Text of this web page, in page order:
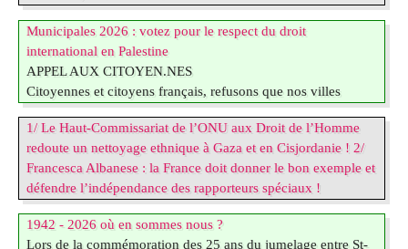
Palestine, la famille (…)
Depuis samedi 28 février, Israël et les États-Unis frappent
l’Iran, au risque d’embraser toute la région. Les morts se
comptent déjà par centaines ; une école pour filles a été
touchée à Minab, faisant plus d’une centaine de victimes.
L’Iran a riposté en ciblant des bases occidentales, notamment
américaine dans le Golfe et des lieux stratégiques en Israël.
La menace d’une guerre régionale s’intensifie.
Alors (…)
Municipales 2026 : votez pour le respect du droit
international en Palestine
APPEL AUX CITOYEN.NES
Citoyennes et citoyens français, refusons que nos villes
soient complices de violations du droit international et des
droits humains en Palestine. Occupation, colonisation,
apartheid, nettoyage ethnique, génocide : les mots sont posés
par l’ONU, la Cour Internationale de Justice et de
nombreuses ONG internationales (Amnesty International,
MSF,...). Le droit international a statué, il est temps de passer
des paroles aux actes : Nous avons un levier concret :
1/ Le Haut-Commissariat de l’ONU aux Droit de l’Homme
redoute un nettoyage ethnique à Gaza et en Cisjordanie ! 2/
Francesca Albanese : la France doit donner le bon exemple et
défendre l’indépendance des rapporteurs spéciaux !
1/ Le Haut-Commissariat de l’ONU aux Droit de l’Homme
redoute un nettoyage ethnique à Gaza et en Cisjordanie ! 2/
1942 - 2026 où en sommes nous ?
Lors de la commémoration des 25 ans du jumelage entre St-